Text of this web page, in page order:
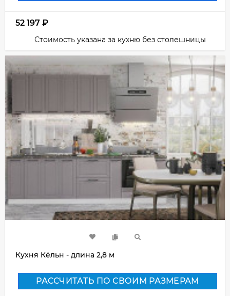
52 197 ₽
Стоимость указана за кухню без столешницы
Кухня Кёльн - длина 2,8 м
РАССЧИТАТЬ ПО СВОИМ РАЗМЕРАМ